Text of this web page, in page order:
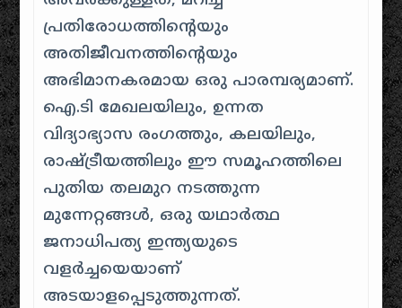
പ്രതിരോധത്തിന്റെയും
അതിജീവനത്തിന്റെയും
അഭിമാനകരമായ ഒരു പാരമ്പര്യമാണ്.
ഐ.ടി മേഖലയിലും, ഉന്നത
വിദ്യാഭ്യാസ രംഗത്തും, കലയിലും,
രാഷ്ട്രീയത്തിലും ഈ സമൂഹത്തിലെ
പുതിയ തലമുറ നടത്തുന്ന
മുന്നേറ്റങ്ങൾ, ഒരു യഥാർത്ഥ
ജനാധിപത്യ ഇന്ത്യയുടെ
വളർച്ചയെയാണ്
അടയാളപ്പെടുത്തുന്നത്.